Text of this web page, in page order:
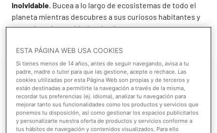
inolvidable. Bucea a lo largo de ecosistemas de todo el
planeta mientras descubres a sus curiosos habitantes y
aprendes cómo cuidarlos desde casa.
Tarifas Visita guiada o menús
ESTA PÁGINA WEB USA COOKIES
Si tienes menos de 14 años, antes de seguir navegando, avisa a tu
padre, madre o tutor para que las gestione, acepte o rechace. Las
cookies utilizadas por esta Página Web son propias y de terceros y
están destinadas a permitirte la navegación a través de la misma,
recordar tus preferencias (ej. idioma), analizar tu navegación para
mejorar tanto sus funcionalidades como los productos y servicios que
ponemos tu disposición, así como gestionar los espacios publicitarios
y personalizarte nuestra oferta de productos y servicios conforme a
tus hábitos de navegación y contenidos visualizados. Para ello